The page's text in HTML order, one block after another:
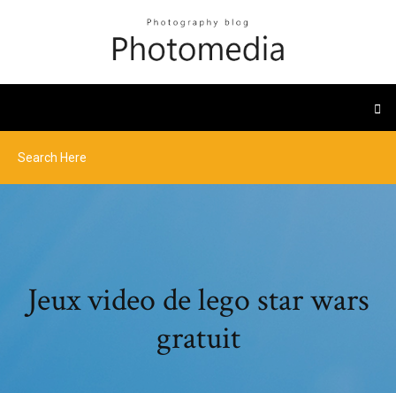
Jeux video de lego star wars
gratuit